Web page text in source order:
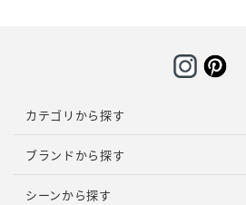
カテゴリから探す
ブランドから探す
シーンから探す